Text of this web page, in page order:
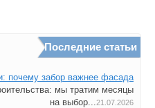
Последние статьи
почему забор важнее фасада
мы тратим месяцы
на выбор...21.07.2026